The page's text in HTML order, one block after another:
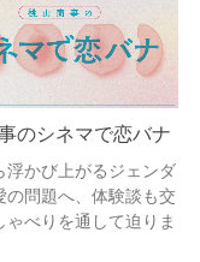
のシネマで恋バナ
浮かび上がるジェンダ
の問題へ、体験談も交
ゃべりを通して迫りま